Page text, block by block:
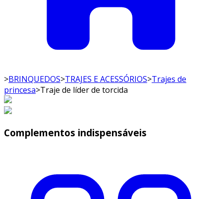
>BRINQUEDOS>TRAJES E ACESSÓRIOS>Trajes de
princesa>Traje de líder de torcida
Complementos indispensáveis